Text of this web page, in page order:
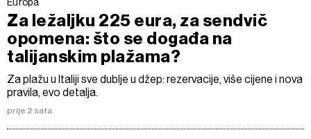
Europa
Za ležaljku 225 eura, za sendvič
opomena: što se događa na
talijanskim plažama?
Za plažu u Italiji sve dublje u džep: rezervacije, više cijene i nova
pravila, evo detalja.
prije 2 sata